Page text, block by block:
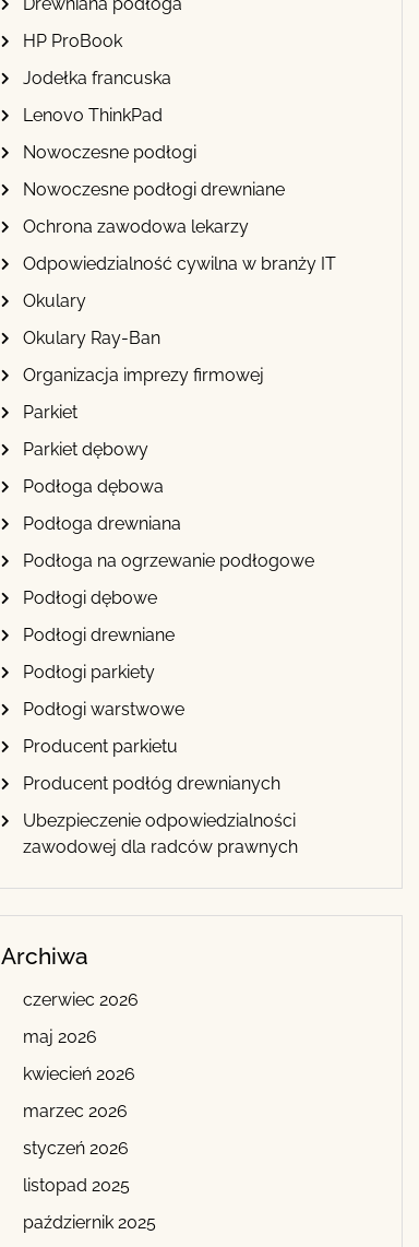
HP ProBook
Jodełka francuska
Lenovo ThinkPad
Nowoczesne podłogi
Nowoczesne podłogi drewniane
Ochrona zawodowa lekarzy
Odpowiedzialność cywilna w branży IT
Okulary
Okulary Ray-Ban
Organizacja imprezy firmowej
Parkiet
Parkiet dębowy
Podłoga dębowa
Podłoga drewniana
Podłoga na ogrzewanie podłogowe
Podłogi dębowe
Podłogi drewniane
Podłogi parkiety
Podłogi warstwowe
Producent parkietu
Producent podłóg drewnianych
Ubezpieczenie odpowiedzialności
zawodowej dla radców prawnych
Archiwa
czerwiec 2026
maj 2026
kwiecień 2026
marzec 2026
styczeń 2026
listopad 2025
październik 2025